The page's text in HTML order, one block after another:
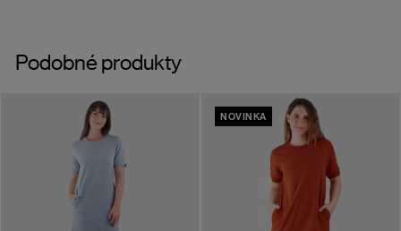
Podobné produkty
NOVINKA